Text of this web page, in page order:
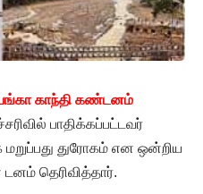
காந்தி கண்டனம்
பாதிக்கப்பட்டவர்
துரோகம் என ஒன்றிய
டனம் தெரிவித்தார்.